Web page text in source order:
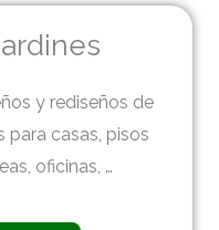
y rediseños de
para casas, pisos
oficinas, …